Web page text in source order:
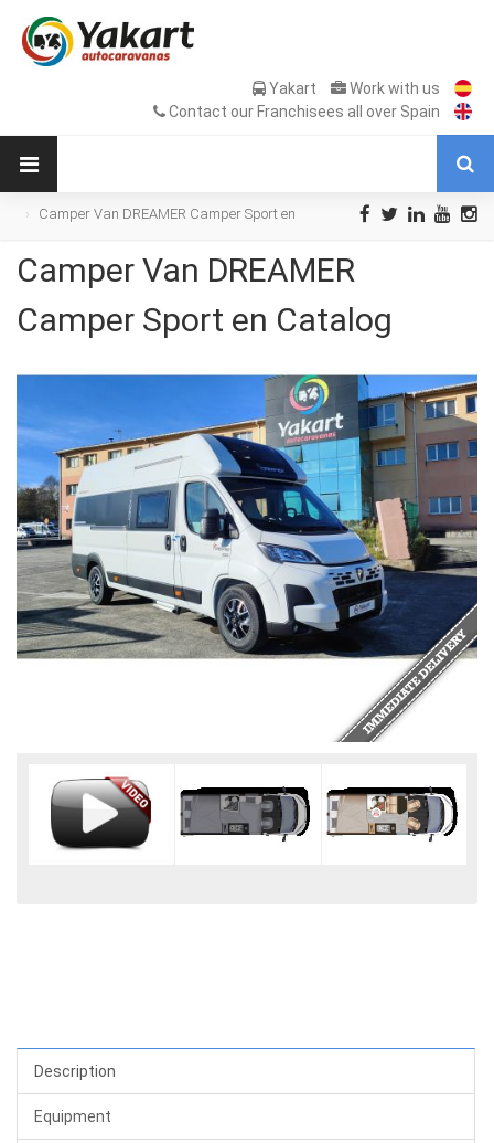
Yakart
Work with us
Contact our Franchisees all over Spain
Camper Van DREAMER Camper Sport en
Camper Van DREAMER
Camper Sport en Catalog
Description
Equipment